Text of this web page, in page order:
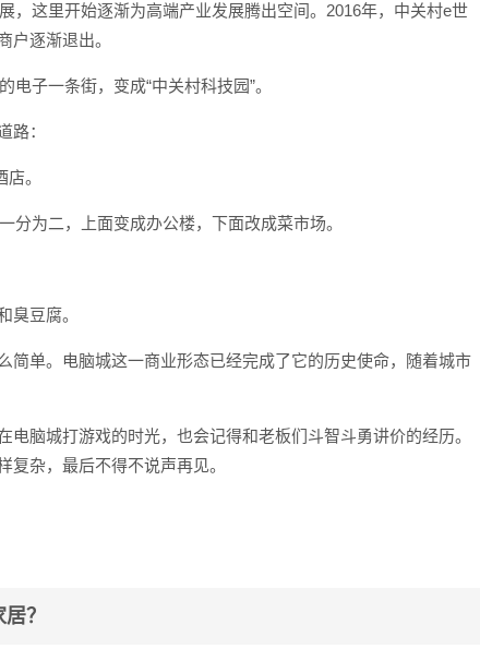
，这里开始逐渐为高端产业发展腾出空间。2016年，中关村e世
户逐渐退出。
电子一条街，变成“中关村科技园”。
路：
。
分为二，上面变成办公楼，下面改成菜市场。
臭豆腐。
单。电脑城这一商业形态已经完成了它的历史使命，随着城市
脑城打游戏的时光，也会记得和老板们斗智斗勇讲价的经历。
杂，最后不得不说声再见。
？